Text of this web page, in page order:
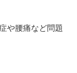
や腰痛など問題